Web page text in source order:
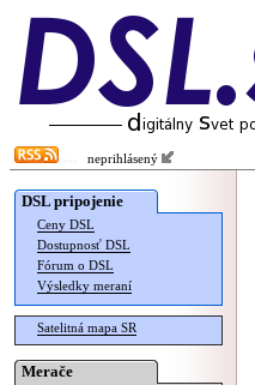
neprihlásený
DSL pripojenie
Ceny DSL
Dostupnosť DSL
Fórum o DSL
Výsledky meraní
Satelitná mapa SR
Merače